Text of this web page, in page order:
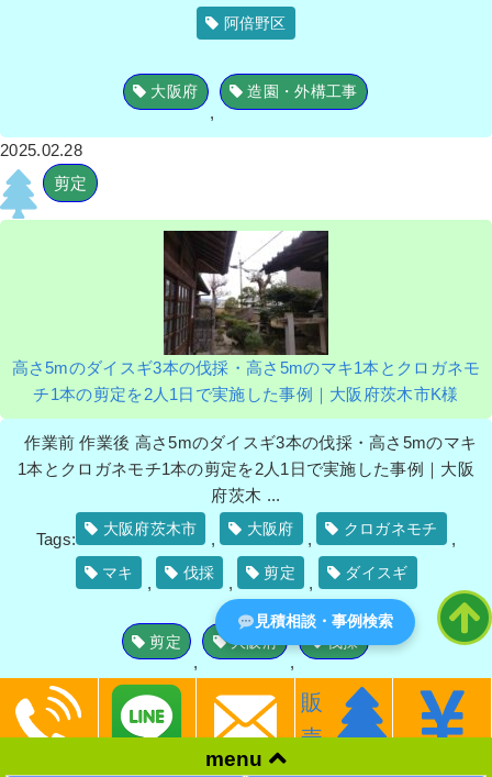
阿倍野区
大阪府
,
造園・外構工事
2025.02.28
剪定
高さ5mのダイスギ3本の伐採・高さ5mのマキ1本とクロガネモ
チ1本の剪定を2人1日で実施した事例｜大阪府茨木市K様
作業前 作業後 高さ5mのダイスギ3本の伐採・高さ5mのマキ
1本とクロガネモチ1本の剪定を2人1日で実施した事例｜大阪
府茨木 ...
Tags:
大阪府茨木市
,
大阪府
,
クロガネモチ
,
マキ
,
伐採
,
剪定
,
ダイスギ
剪定
,
大阪府
,
伐採
2014.06.16
剪定
menu
販
売
見積相談・事例検索